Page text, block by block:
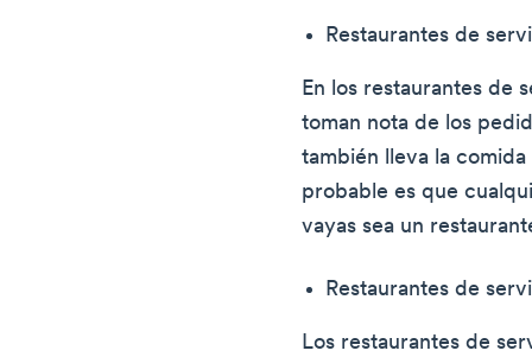
Restaurantes de
En los restaurantes de
toman nota de los
también lleva la comida
probable es que
vayas sea un
Restaurantes de
Los restaurantes de